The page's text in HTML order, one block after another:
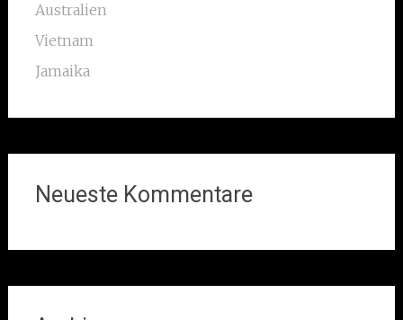
Australien
Vietnam
Jamaika
Neueste Kommentare